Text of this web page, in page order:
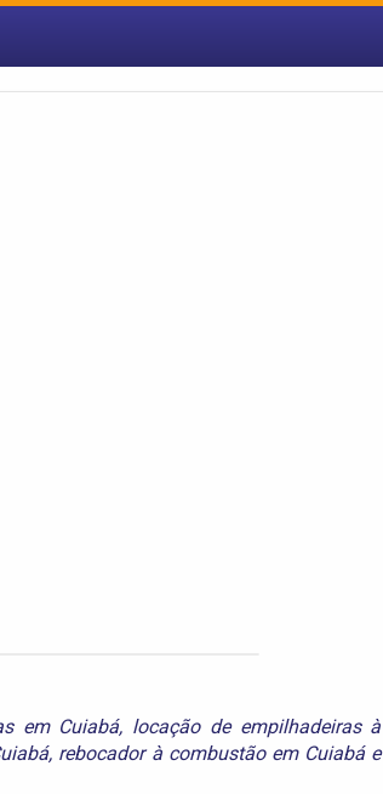
em Cuiabá, locação de empilhadeiras à
, rebocador à combustão em Cuiabáe